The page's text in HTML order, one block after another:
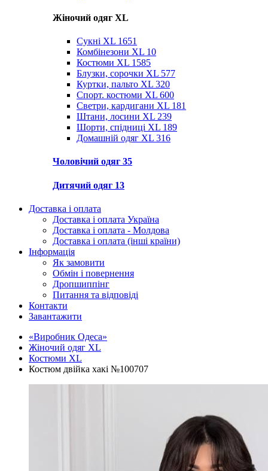
Жіночий одяг XL
Cукні XL 1651
Комбінезони XL 10
Костюми XL 1585
Блузки, сорочки XL 577
Куртки, пальто XL 320
Спорт. костюми XL 600
Светри, кардигани XL 181
Штани, лосини XL 239
Шорти, спідниці XL 189
Домашній одяг XL 316
Чоловічий одяг 35
Дитячий одяг 13
Доставка і оплата
Доставка і оплата Україна
Доставка і оплата - Молдова
Доставка і оплата (інші країни)
Інформація
Як замовити
Обмін і повернення
Дропшиппінг
Питання та відповіді
Контакти
Завантажити
«Виробник Одеса»
Жіночий одяг XL
Костюми XL
Костюм двійка хакі №100707